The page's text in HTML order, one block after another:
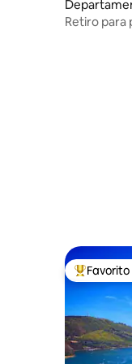
esidencial
Retiro para
Favorito